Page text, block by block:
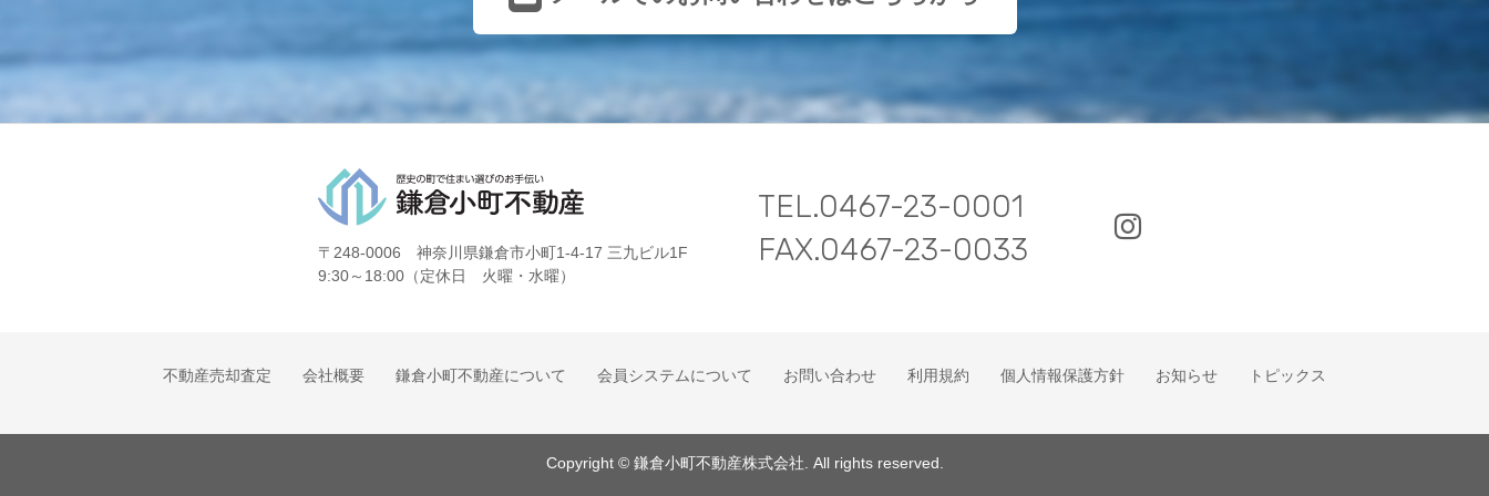
〒248-0006 神奈川県鎌倉市小町1-4-17 三九ビル1F
9:30～18:00（定休日 火曜・水曜）
TEL.0467-23-0001
FAX.0467-23-0033
不動産売却査定 会社概要 鎌倉小町不動産について 会員システムについて お問い合わせ 利用規約 個人情報保護方針 お知らせ トピックス
Copyright © 鎌倉小町不動産株式会社. All rights reserved.